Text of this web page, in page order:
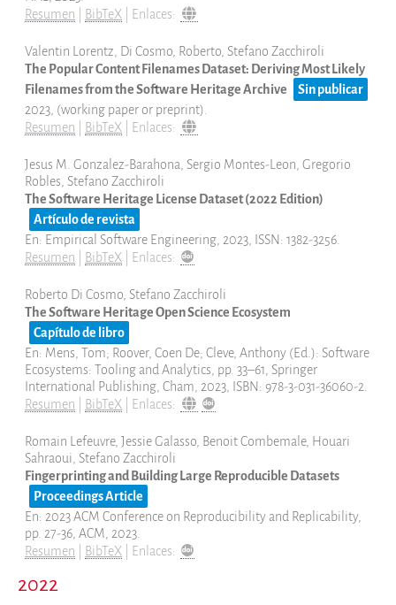
Resumen
BibTeX Enlaces:
Valentin Lorentz, Di Cosmo, Roberto, Stefano Zacchiroli
The Popular Content Filenames Dataset: Deriving Most Likely
Filenames from the Software Heritage Archive
Sin publicar
2023, (working paper or preprint).
Resumen
BibTeX Enlaces:
Jesus M. Gonzalez-Barahona, Sergio Montes-Leon, Gregorio
Robles, Stefano Zacchiroli
The Software Heritage License Dataset (2022 Edition)
Artículo de revista
En: Empirical Software Engineering, 2023, ISSN: 1382-3256.
Resumen
BibTeX Enlaces:
Roberto Di Cosmo, Stefano Zacchiroli
The Software Heritage Open Science Ecosystem
Capítulo de libro
En: Mens, Tom; Roover, Coen De; Cleve, Anthony (Ed.): Software
Ecosystems: Tooling and Analytics, pp. 33–61, Springer
International Publishing, Cham, 2023, ISBN: 978-3-031-36060-2.
Resumen
BibTeX Enlaces:
Romain Lefeuvre, Jessie Galasso, Benoit Combemale, Houari
Sahraoui, Stefano Zacchiroli
Fingerprinting and Building Large Reproducible Datasets
Proceedings Article
En: 2023 ACM Conference on Reproducibility and Replicability,
pp. 27-36, ACM, 2023.
Resumen
BibTeX Enlaces:
2022